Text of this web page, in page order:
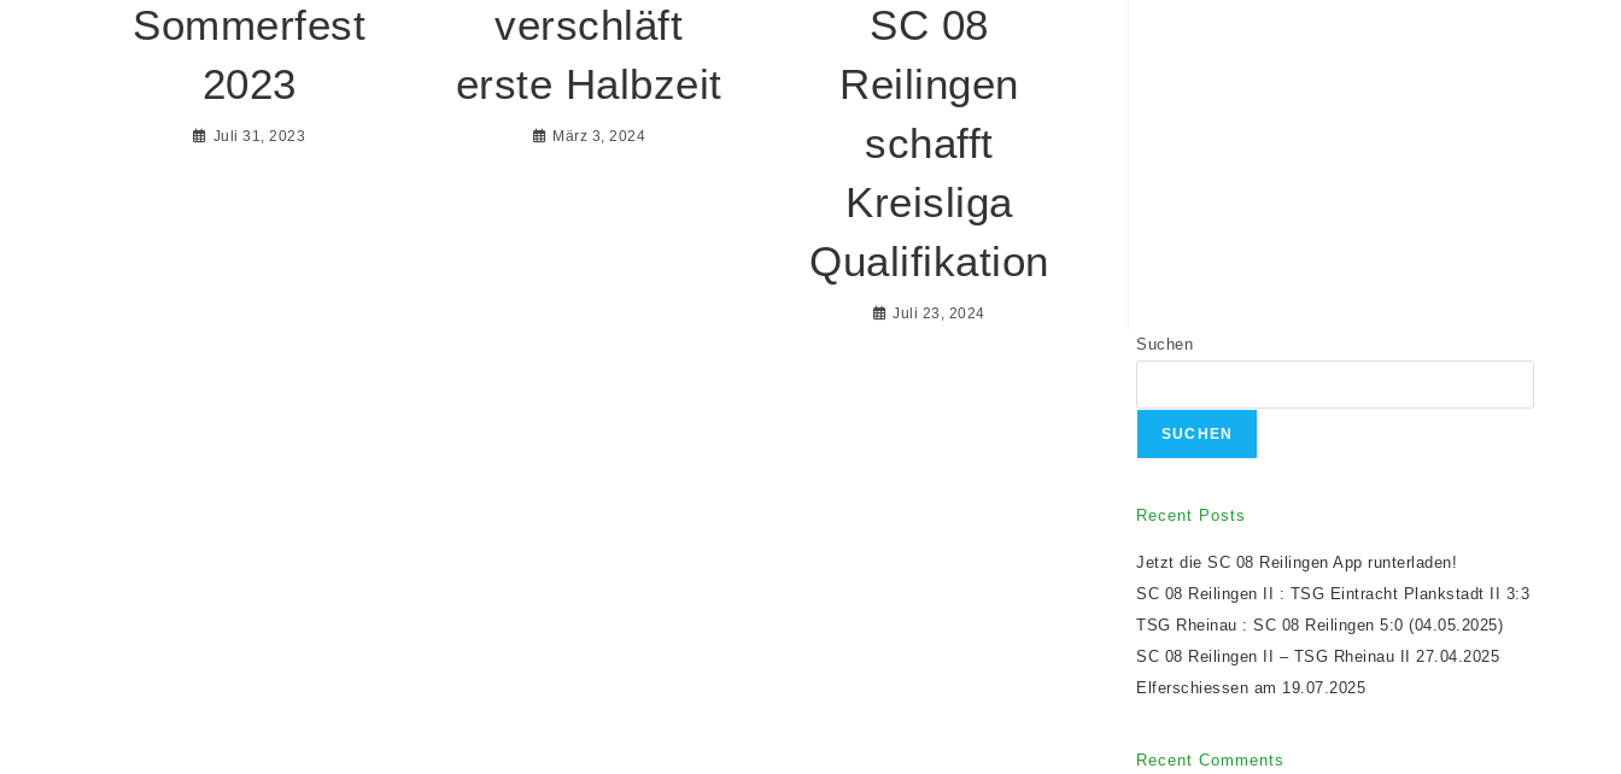
Sommerfest
2023
Juli 31, 2023
verschläft
erste Halbzeit
März 3, 2024
SC 08
Reilingen
schafft
Kreisliga
Qualifikation
Juli 23, 2024
Suchen
SUCHEN
Recent Posts
Jetzt die SC 08 Reilingen App runterladen!
SC 08 Reilingen II : TSG Eintracht Plankstadt II 3:3
TSG Rheinau : SC 08 Reilingen 5:0 (04.05.2025)
SC 08 Reilingen II – TSG Rheinau II 27.04.2025
Elferschiessen am 19.07.2025
Recent Comments